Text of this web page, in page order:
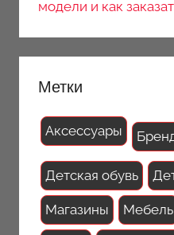
модели и как
Метки
Аксессуары
Детская обувь
Магазины Мебель